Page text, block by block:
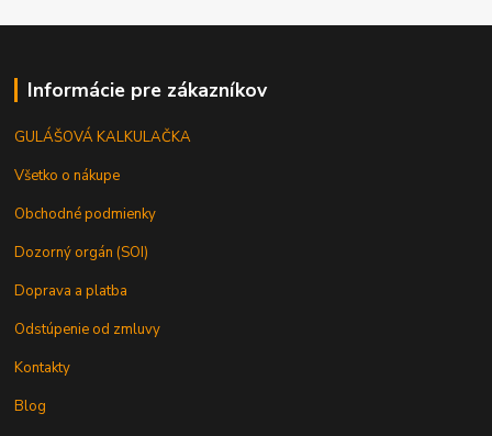
Informácie pre zákazníkov
GULÁŠOVÁ KALKULAČKA
Všetko o nákupe
Obchodné podmienky
Dozorný orgán (SOI)
Doprava a platba
Odstúpenie od zmluvy
Kontakty
Blog